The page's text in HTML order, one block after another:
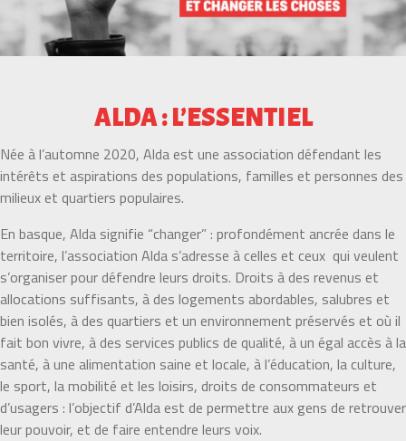
ALDA : L’ESSENTIEL
Née à l’automne 2020, Alda est une association défendant les
intérêts et aspirations des populations, familles et personnes des
milieux et quartiers populaires.
En basque, Alda signifie “changer” : profondément ancrée dans le
territoire, l’association Alda s’adresse à celles et ceux qui veulent
s’organiser pour défendre leurs droits. Droits à des revenus et
allocations suffisants, à des logements abordables, salubres et
bien isolés, à des quartiers et un environnement préservés et où il
fait bon vivre, à des services publics de qualité, à un égal accès à la
santé, à une alimentation saine et locale, à l’éducation, la culture,
le sport, la mobilité et les loisirs, droits de consommateurs et
d’usagers : l’objectif d’Alda est de permettre aux gens de retrouver
leur pouvoir, et de faire entendre leurs voix.